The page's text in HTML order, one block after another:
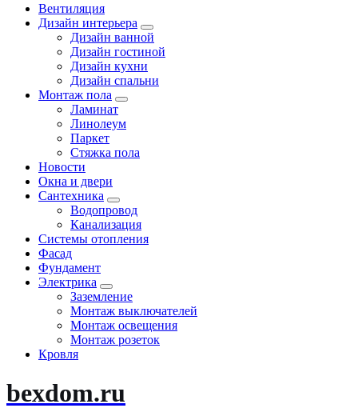
Вентиляция
Дизайн интерьера
Дизайн ванной
Дизайн гостиной
Дизайн кухни
Дизайн спальни
Монтаж пола
Ламинат
Линолеум
Паркет
Стяжка пола
Новости
Окна и двери
Сантехника
Водопровод
Канализация
Системы отопления
Фасад
Фундамент
Электрика
Заземление
Монтаж выключателей
Монтаж освещения
Монтаж розеток
Кровля
bexdom.ru